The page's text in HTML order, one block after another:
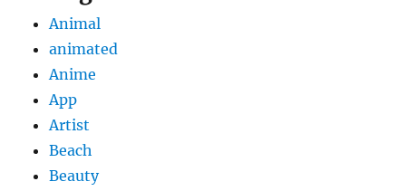
Animal
animated
Anime
App
Artist
Beach
Beauty